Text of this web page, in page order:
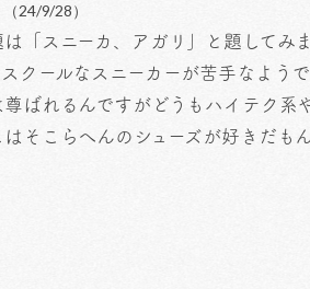
24/9/28）
「スニーカ、アガリ」と題してみ
スクールなスニーカーが苦手なよう
尊ばれるんですがどうもハイテク系
そこらへんのシューズが好きだも